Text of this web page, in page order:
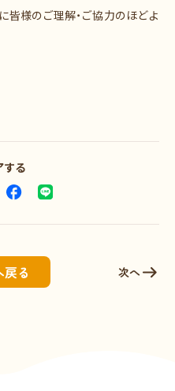
皆様のご理解・ご協力のほどよ
する
戻る 次へ